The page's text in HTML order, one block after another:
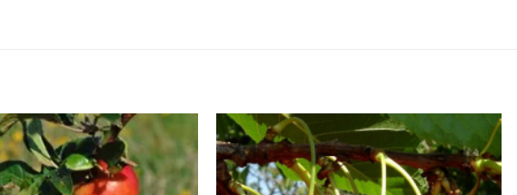
Add to
wishlist
Add to
wishlist